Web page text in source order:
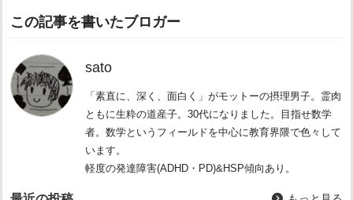
この記事を書いたブロガー
sato
「素直に、深く、面白く」がモットーの摂理男子。霊肉
ともに生粋の道産子。30代になりました。目指せ数学
者。数学というフィールドを中心に教育界隈で色々して
います。
軽度の発達障害(ADHD・PD)&HSP傾向あり。